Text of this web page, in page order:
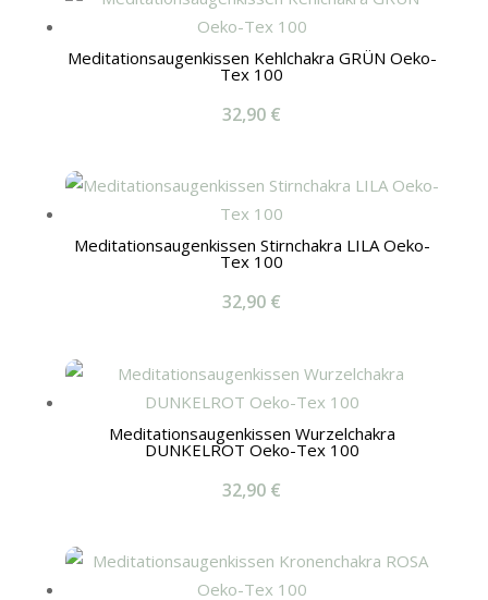
Meditationsaugenkissen Kehlchakra GRÜN Oeko-
Tex 100
32,90 €
Meditationsaugenkissen Stirnchakra LILA Oeko-
Tex 100
32,90 €
Meditationsaugenkissen Wurzelchakra
DUNKELROT Oeko-Tex 100
32,90 €